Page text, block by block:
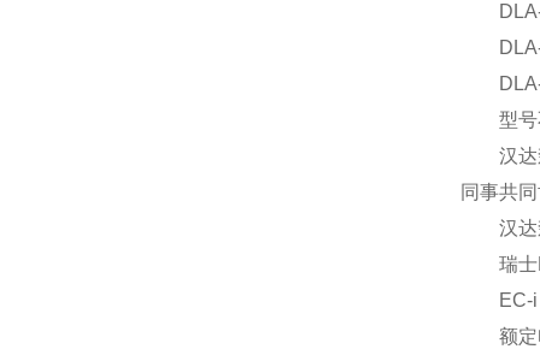
DLA-
DLA-
DLA-
型号不
汉达森
同事共
汉达森
瑞士
EC-i
额定